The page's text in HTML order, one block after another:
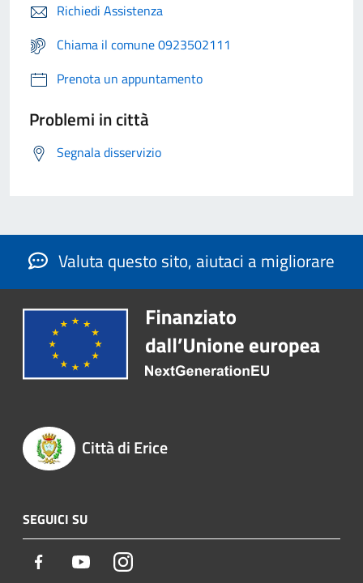
Richiedi Assistenza
Chiama il comune 0923502111
Prenota un appuntamento
Problemi in città
Segnala disservizio
Valuta questo sito, aiutaci a migliorare
Città di Erice
SEGUICI SU
Facebook YoutubeInstagram